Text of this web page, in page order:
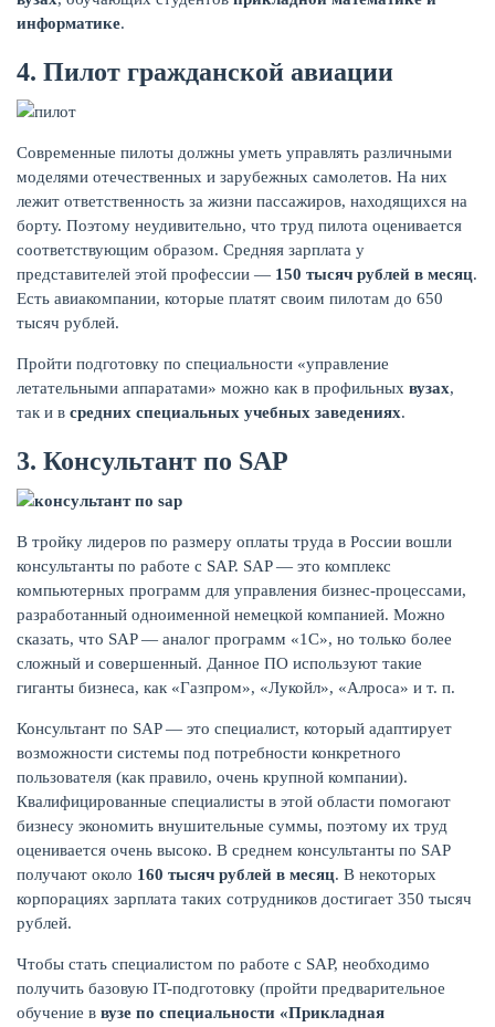
информатике.
4. Пилот гражданской авиации
Современные пилоты должны уметь управлять различными
моделями отечественных и зарубежных самолетов. На них
лежит ответственность за жизни пассажиров, находящихся на
борту. Поэтому неудивительно, что труд пилота оценивается
соответствующим образом. Средняя зарплата у
представителей этой профессии — 150 тысяч рублей в месяц.
Есть авиакомпании, которые платят своим пилотам до 650
тысяч рублей.
Пройти подготовку по специальности «управление
летательными аппаратами» можно как в профильных вузах,
так и в средних специальных учебных заведениях.
3. Консультант по SAP
В тройку лидеров по размеру оплаты труда в России вошли
консультанты по работе с SAP. SAP — это комплекс
компьютерных программ для управления бизнес-процессами,
разработанный одноименной немецкой компанией. Можно
сказать, что SAP — аналог программ «1С», но только более
сложный и совершенный. Данное ПО используют такие
гиганты бизнеса, как «Газпром», «Лукойл», «Алроса» и т. п.
Консультант по SAP — это специалист, который адаптирует
возможности системы под потребности конкретного
пользователя (как правило, очень крупной компании).
Квалифицированные специалисты в этой области помогают
бизнесу экономить внушительные суммы, поэтому их труд
оценивается очень высоко. В среднем консультанты по SAP
получают около 160 тысяч рублей в месяц. В некоторых
корпорациях зарплата таких сотрудников достигает 350 тысяч
рублей.
Чтобы стать специалистом по работе с SAP, необходимо
получить базовую IT-подготовку (пройти предварительное
обучение в вузе по специальности «Прикладная